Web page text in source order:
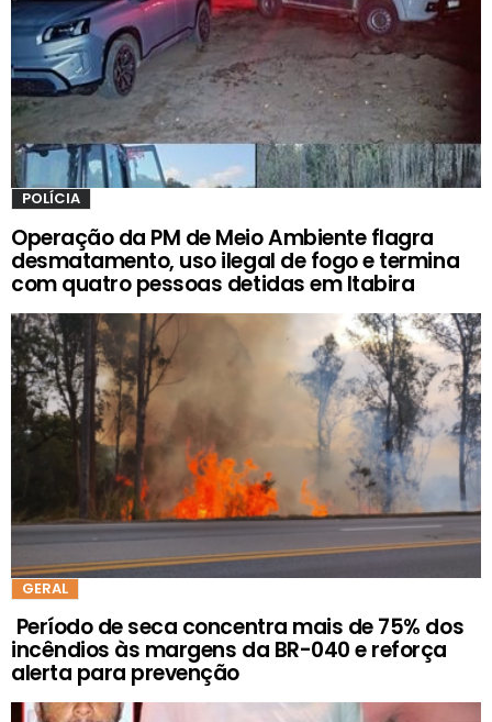
POLÍCIA
Operação da PM de Meio Ambiente flagra
desmatamento, uso ilegal de fogo e termina
com quatro pessoas detidas em Itabira
GERAL
Período de seca concentra mais de 75% dos
incêndios às margens da BR-040 e reforça
alerta para prevenção